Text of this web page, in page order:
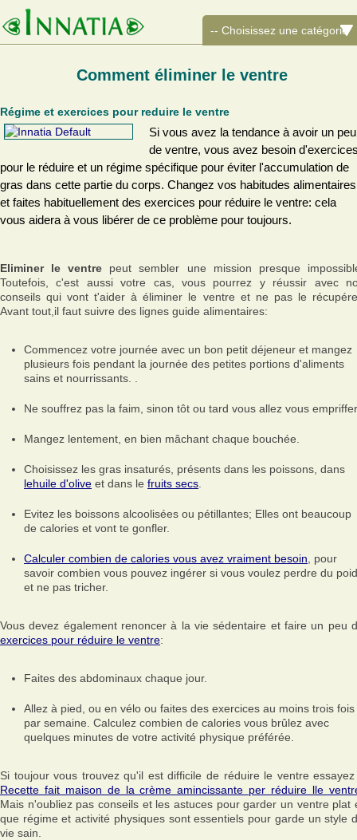
Comment éliminer le ventre
Régime et exercices pour reduire le ventre
Si vous avez la tendance à avoir un peu
de ventre, vous avez besoin
pour le réduire et un régime spécifique pour éviter l'accumulation de
gras dans cette partie du corps. Changez vos habitudes alimentaires
et faites habituellement des exercices pour réduire le ventre: cela
vous aidera à vous libérer de ce problème pour toujours.
Eliminer le ventre peut sembler une mission presque
Toutefois, c'est aussi votre cas, vous pourrez y réussir avec
conseils qui vont t'aider à éliminer le ventre et ne pas le
Avant tout,il faut suivre des lignes guide alimentaires:
Commencez votre journée avec un bon petit déjeneur et mangez
plusieurs fois pendant la journée des petites portions d'aliments
sains et nourrissants. .
Ne souffrez pas la faim, sinon tôt ou tard vous allez vous
Mangez lentement, en bien mâchant chaque bouchée.
Choisissez les gras insaturés, présents dans les poissons, dans
lehuile d'olive et dans le fruits secs
Evitez les boissons alcoolisées ou pétillantes; Elles ont beaucoup
de calories et vont te gonfler.
Calculer combien de calories vous avez vraiment besoin , pour
savoir combien vous pouvez ingérer si vous voulez perdre du
et ne pas tricher.
Vous devez également renoncer à la vie sédentaire et faire un peu
exercices pour réduire le ventre:
Faites des abdominaux chaque jour.
Allez à pied, ou en vélo ou faites des exercices au moins trois fois
par semaine. Calculez combien de calories vous brûlez avec
quelques minutes de votre activité physique préférée.
Si toujour vous trouvez qu'il est difficile de réduire le ventre
Recette fait maison de la crème amincissante per réduire lle
Mais n'oubliez pas conseils et les astuces pour garder un ventre plat
que régime et activité physiques sont essentiels pour garde un style
vie sain.